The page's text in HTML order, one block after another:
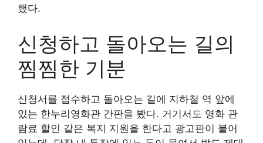
했다.
신청하고 돌아오는 길의
찜찜한 기분
신청서를 접수하고 돌아오는 길에 지하철 역 앞에
있는 한누리영화관 간판을 봤다. 거기서도 영화 관
람료 할인 같은 복지 지원을 한다고 광고판이 붙어